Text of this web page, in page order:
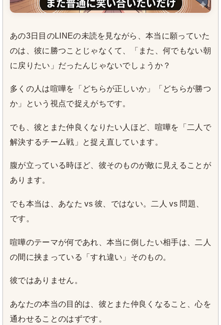
あの3日目のLINEの未読を見ながら、本当に願っていた
のは、彼に勝つことじゃなくて、「また、何でもない朝
に戻りたい」だったんじゃないでしょうか？
多くの人は喧嘩を「どちらが正しいか」「どちらが勝つ
か」という視点で捉えがちです。
でも、彼とまた仲良くなりたい人ほど、喧嘩を「二人で
解決するチーム戦」と捉え直しています。
腹が立っている時ほど、彼そのものが敵に見えることが
あります。
でも本当は、あなた vs 彼、ではない。二人 vs 問題、
です。
喧嘩のテーマが何であれ、本当に倒したい相手は、二人
の間に挟まっている「すれ違い」そのもの。
彼ではありません。
あなたの本当の目的は、彼とまた仲良くなること、心を
通わせることのはずです。